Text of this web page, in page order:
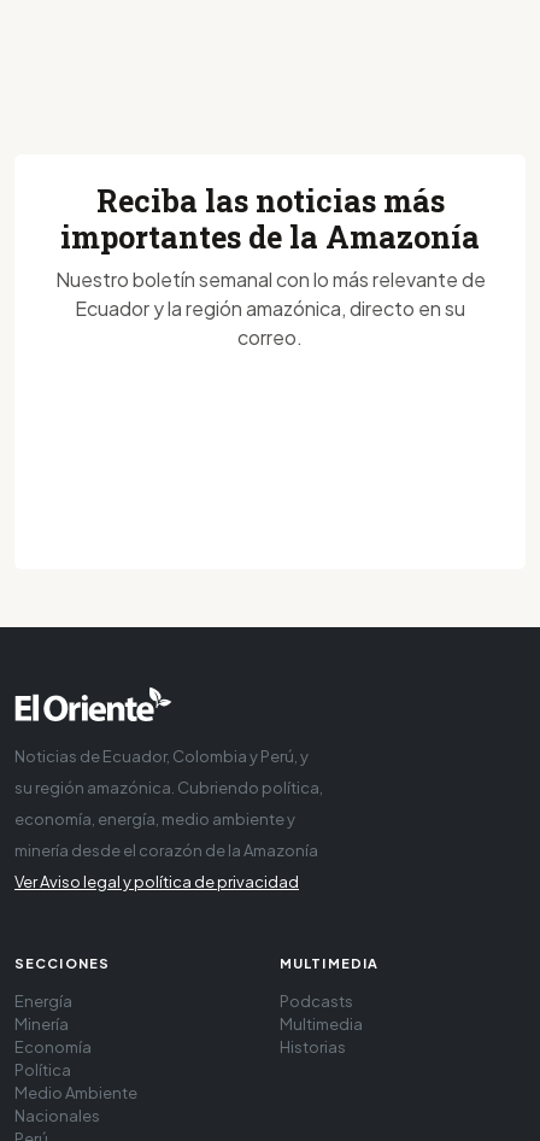
Reciba las noticias más
importantes de la Amazonía
Nuestro boletín semanal con lo más relevante de
Ecuador y la región amazónica, directo en su
correo.
Noticias de Ecuador, Colombia y Perú, y
su región amazónica. Cubriendo política,
economía, energía, medio ambiente y
minería desde el corazón de la Amazonía
Ver Aviso legal y política de privacidad
SECCIONES
Energía
Minería
Economía
Política
Medio Ambiente
Nacionales
MULTIMEDIA
Podcasts
Multimedia
Historias